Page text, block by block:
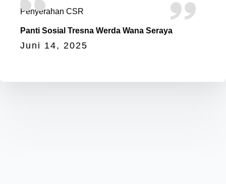
Penyerahan CSR
Panti Sosial Tresna Werda Wana Seraya
Juni 14, 2025